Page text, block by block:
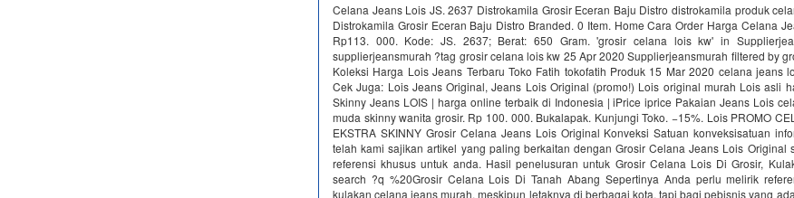
Celana Jeans Lois JS. 2637 Distrokamila Grosir Eceran Baju Distro distrokamila produk
Distrokamila Grosir Eceran Baju Distro Branded. 0 Item. Home Cara Order Harga Celana
Rp113. 000. Kode: JS. 2637; Berat: 650 Gram. 'grosir celana lois kw' in
supplierjeansmurah ?tag grosir celana lois kw 25 Apr 2020 Supplierjeansmurah filtered by
Koleksi Harga Lois Jeans Terbaru Toko Fatih tokofatih Produk 15 Mar 2020 celana jeans
Cek Juga: Lois Jeans Original, Jeans Lois Original (promo!) Lois original murah Lois asli
Skinny Jeans LOIS | harga online terbaik di Indonesia | iPrice iprice Pakaian Jeans Lois
muda skinny wanita grosir. Rp 100. 000. Bukalapak. Kunjungi Toko. −15%. Lois PROMO
EKSTRA SKINNY Grosir Celana Jeans Lois Original Konveksi Satuan konveksisatuan
telah kami sajikan artikel yang paling berkaitan dengan Grosir Celana Jeans Lois Original
referensi khusus untuk anda. Hasil penelusuran untuk Grosir Celana Lois Di Grosir,
search ?q %20Grosir Celana Lois Di Tanah Abang Sepertinya Anda perlu melirik
kulakan celana jeans murah, meskipun letaknya di berbagai kota, tapi bagi pebisnis yang